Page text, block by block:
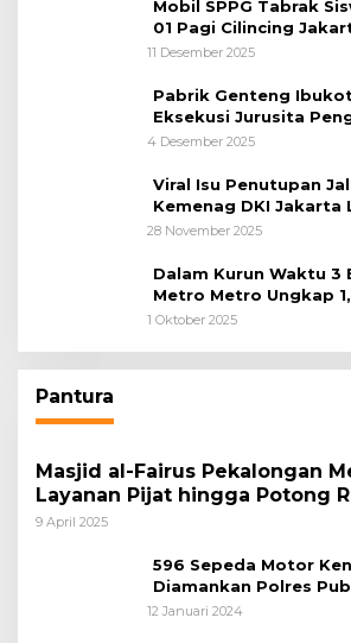
Mobil SPPG Tabrak
01 Pagi Cilincing
11 Desember 2025
Pabrik Genteng
Eksekusi Jurusita
Tangerang, Diduga
4 Desember 2025
Viral Isu Penutupan
Kemenag DKI Jakarta
28 November 2025
Dalam Kurun Waktu 3
Metro Metro Ungkap
1 Oktober 2025
Pantura
Masjid al-Fairus Pekalongan
Layanan Pijat hingga Potong
bagi Pemudik Lebaran 2025
9 April 2025
596 Sepeda Motor
Diamankan Polres
12 Januari 2024